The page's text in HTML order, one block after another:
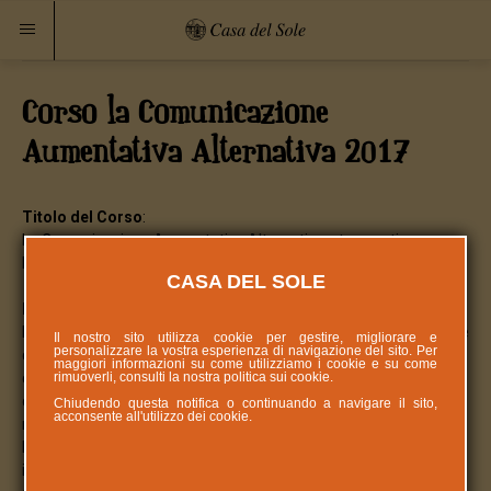
Corso la Comunicazione
Aumentativa Alternativa 2017
Titolo del Corso:
La Comunicazione Aumentativa Alternativa: strumenti per
La Comunicazione Aumentativa e Alternativa (CAA) è un settore
della pratica clinica che si pone come obiettivo la
compensazione di una disabilità (temporanea o permanente)
del linguaggio espressivo e il superamento degli ostacoli sociali e
relazionali dovuti al deficit del linguaggio; vengono infatti create
in modo efficace, ovvero di tradurre il proprio pensiero in una
CASA DEL SOLE
Il nostro sito utilizza cookie per gestire, migliorare e
personalizzare la vostra esperienza di navigazione del sito. Per
maggiori informazioni su come utilizziamo i cookie e su come
rimuoverli, consulti la nostra politica suicookie
Chiudendo questa notifica o continuando a navigare il sito,
acconsente all'utilizzo dei cookie.